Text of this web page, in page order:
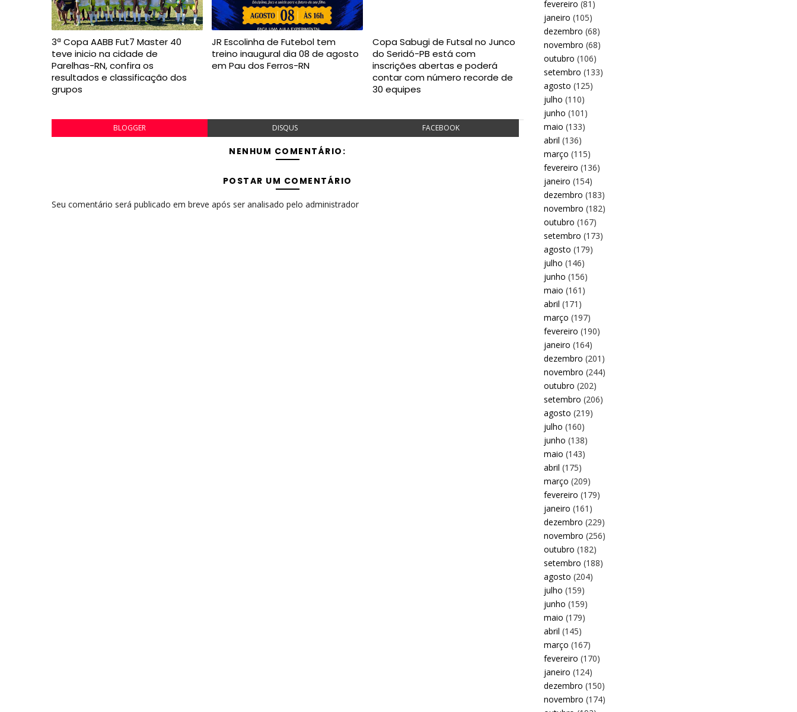
3ª Copa AABB Fut7 Master 40
teve inicio na cidade de
Parelhas-RN, confira os
resultados e classificação dos
grupos
JR Escolinha de Futebol tem
treino inaugural dia 08 de agosto
em Pau dos Ferros-RN
Copa Sabugi de Futsal no Junco
do Seridó-PB está com
inscrições abertas e poderá
contar com número recorde de
30 equipes
BLOGGER DISQUS FACEBOOK
NENHUM COMENTÁRIO:
POSTAR UM COMENTÁRIO
Seu comentário será publicado em breve após ser analisado pelo administrador
fevereiro (81)
janeiro (105)
dezembro (68)
novembro (68)
outubro (106)
setembro (133)
agosto (125)
julho (110)
junho (101)
maio (133)
abril (136)
março (115)
fevereiro (136)
janeiro (154)
dezembro (183)
novembro (182)
outubro (167)
setembro (173)
agosto (179)
julho (146)
junho (156)
maio (161)
abril (171)
março (197)
fevereiro (190)
janeiro (164)
dezembro (201)
novembro (244)
outubro (202)
setembro (206)
agosto (219)
julho (160)
junho (138)
maio (143)
abril (175)
março (209)
fevereiro (179)
janeiro (161)
dezembro (229)
novembro (256)
outubro (182)
setembro (188)
agosto (204)
julho (159)
junho (159)
maio (179)
abril (145)
março (167)
fevereiro (170)
janeiro (124)
dezembro (150)
novembro (174)